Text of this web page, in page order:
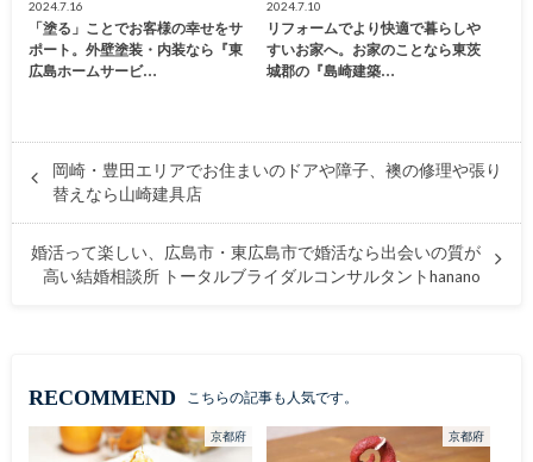
2024.7.16
「塗る」ことでお客様の幸せをサ
ポート。外壁塗装・内装なら『東
広島ホームサービ…
2024.7.10
リフォームでより快適で暮らしや
すいお家へ。お家のことなら東茨
城郡の『島崎建築…
岡崎・豊田エリアでお住まいのドアや障子、襖の修理や張り
替えなら山崎建具店
婚活って楽しい、広島市・東広島市で婚活なら出会いの質が
高い結婚相談所 トータルブライダルコンサルタントhanano
RECOMMEND こちらの記事も人気です。
京都府 京都府